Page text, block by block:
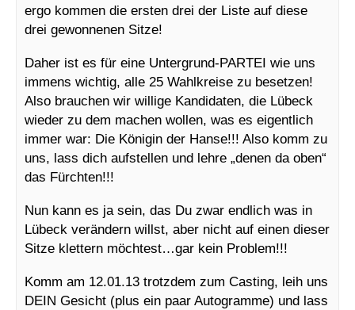
ergo kommen die ersten drei der Liste auf diese
drei gewonnenen Sitze!
Daher ist es für eine Untergrund-PARTEI wie uns
immens wichtig, alle 25 Wahlkreise zu besetzen!
Also brauchen wir willige Kandidaten, die Lübeck
wieder zu dem machen wollen, was es eigentlich
immer war: Die Königin der Hanse!!! Also komm zu
uns, lass dich aufstellen und lehre „denen da oben“
das Fürchten!!!
Nun kann es ja sein, das Du zwar endlich was in
Lübeck verändern willst, aber nicht auf einen dieser
Sitze klettern möchtest…gar kein Problem!!!
Komm am 12.01.13 trotzdem zum Casting, leih uns
DEIN Gesicht (plus ein paar Autogramme) und lass